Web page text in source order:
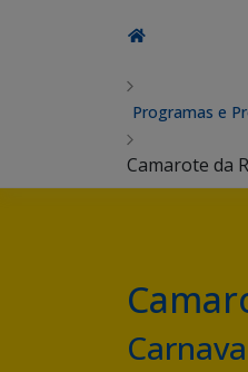
Programas e
Camarote da